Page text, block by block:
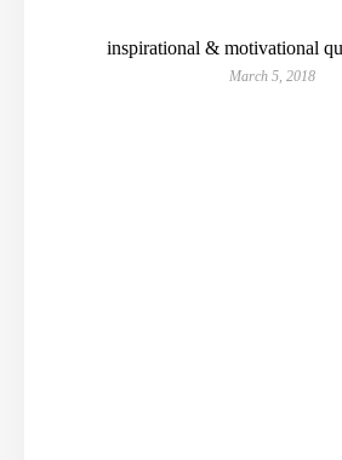
inspirational & motivational
March 5, 2018